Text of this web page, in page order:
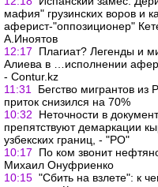
мафия" грузинских воров и
аферист-"оппозиционер"
А.Иноятов
12:17
Плагиат? Легенды и
Алиева в …исполнении
- Сontur.kz
11:31
Бегство мигрантов из
приток снизился на 70%
10:32
Неточности в
препятствуют демаркации
узбекских границ, - "РО"
10:17
По ком звонит
Михаил Онуфриенко
10:15 "Сбить на взлете": к